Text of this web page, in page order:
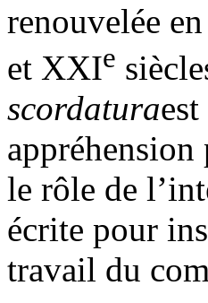
renouvelée
et XXIe
scordatura
le rôle de
écrite pour
travail du